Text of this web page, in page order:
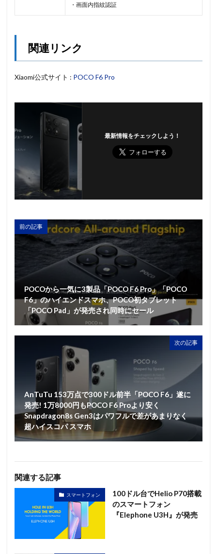
・画面内指紋認証
関連リンク
Xiaomi公式サイト : POCO F6 Pro
最新情報をチェックしよう！
前の記事
POCOから一気に3製品「POCO F6 Pro」「POCO
F6」のハイエンドスマホ、POCO初タブレット
「POCO Pad」が発売され同時にセール
次の記事
AnTuTu 153万点で300ドル前半「POCO F6」遂に
発売! 1万8000円もPOCO F6 Proより安く
Snapdragon8s Gen3はパワフルで差があまりなく
超ハイスコパ スマホ
関連する記事
スマートフォン
100ドル台でHelio P70搭載
のスマートフォン
『Elephone U3H』が発売